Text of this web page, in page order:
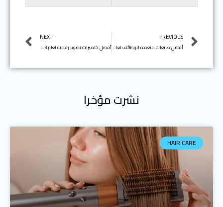
Prev
PREVIOUS
أفضل طابعات متعددة الوظائف لعام 2023
NEXT
أفضل كاميرات تصوير رقمية لعام 2023
نشرت مؤخرا
HAIR CARE